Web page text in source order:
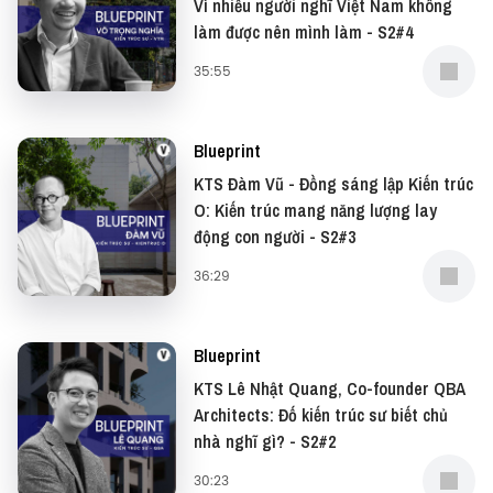
team@vietcetera.com
Vì nhiều người nghĩ Việt Nam không
làm được nên mình làm - S2#4
35:55
Blueprint
KTS Đàm Vũ - Đồng sáng lập Kiến trúc
O: Kiến trúc mang năng lượng lay
động con người - S2#3
36:29
Blueprint
KTS Lê Nhật Quang, Co-founder QBA
Architects: Đố kiến trúc sư biết chủ
nhà nghĩ gì? - S2#2
30:23